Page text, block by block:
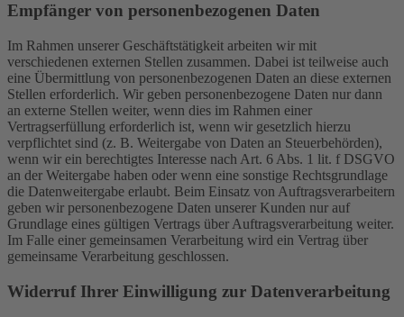
Empfänger von personenbezogenen Daten
Im Rahmen unserer Geschäftstätigkeit arbeiten wir mit
verschiedenen externen Stellen zusammen. Dabei ist teilweise auch
eine Übermittlung von personenbezogenen Daten an diese externen
Stellen erforderlich. Wir geben personenbezogene Daten nur dann
an externe Stellen weiter, wenn dies im Rahmen einer
Vertragserfüllung erforderlich ist, wenn wir gesetzlich hierzu
verpflichtet sind (z. B. Weitergabe von Daten an Steuerbehörden),
wenn wir ein berechtigtes Interesse nach Art. 6 Abs. 1 lit. f DSGVO
an der Weitergabe haben oder wenn eine sonstige Rechtsgrundlage
die Datenweitergabe erlaubt. Beim Einsatz von Auftragsverarbeitern
geben wir personenbezogene Daten unserer Kunden nur auf
Grundlage eines gültigen Vertrags über Auftragsverarbeitung weiter.
Im Falle einer gemeinsamen Verarbeitung wird ein Vertrag über
gemeinsame Verarbeitung geschlossen.
Widerruf Ihrer Einwilligung zur Datenverarbeitung